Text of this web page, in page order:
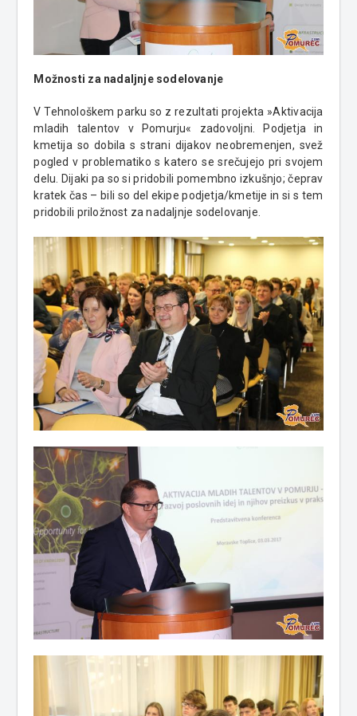
Možnosti za nadaljnje sodelovanje
V Tehnološkem parku so z rezultati projekta »Aktivacija
mladih talentov v Pomurju« zadovoljni. Podjetja in
kmetija so dobila s strani dijakov neobremenjen, svež
pogled v problematiko s katero se srečujejo pri svojem
delu. Dijaki pa so si pridobili pomembno izkušnjo; čeprav
kratek čas – bili so del ekipe podjetja/kmetije in si s tem
pridobili priložnost za nadaljnje sodelovanje.